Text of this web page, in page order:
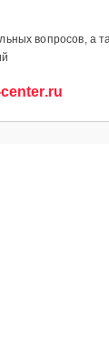
вопросов, а